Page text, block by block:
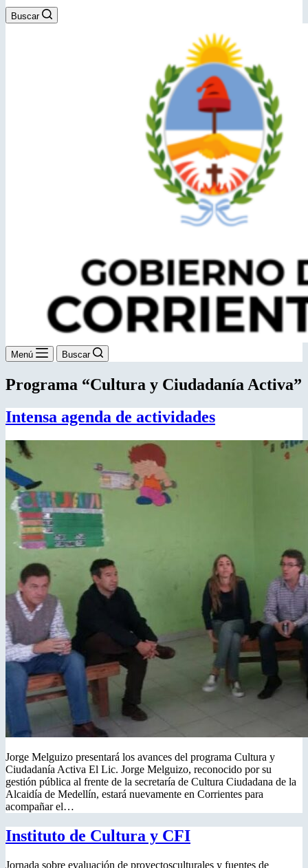
Buscar
Menú Buscar
Programa “Cultura y Ciudadanía Activa”
Intensa agenda de actividades
Jorge Melguizo presentará los avances del programa Cultura y
Ciudadanía Activa El Lic. Jorge Melguizo, reconocido por su
gestión pública al frente de la secretaría de Cultura Ciudadana de la
Alcaidía de Medellín, estará nuevamente en Corrientes para
acompañar el…
Instituto de Cultura y CFI
Jornada sobre evaluación de proyectosculturales y fuentes de